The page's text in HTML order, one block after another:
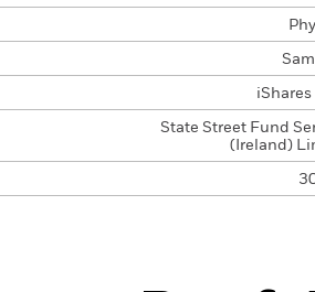
iShares
State Street Fund
(Ireland)